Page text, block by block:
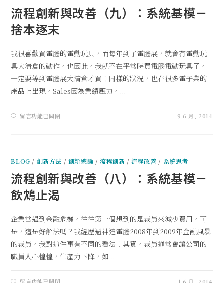
流程創新與改善（九）：系統基模－
捨本逐末
我很喜歡買電腦的電動玩具，而每年到了電腦展，就會有電動玩
具大清倉的動作，也因此，我就不在平常時買電腦電動玩具了，
一定要等到電腦展大清倉才買！同樣的狀況，也在很多電子業的
產品上出現，Sales因為業績壓力，...
留言功能已關閉 9 6 月, 2014
BLOG / 創新方法 / 創新總論 /流程創新 /流程改善 / 系統思考
流程創新與改善（八）：系統基模－
飲鴆止渴
企業當遇到金融危機，往往第一個想到的是裁員來減少費用，可
是，這是好解法嗎？我經歷過神達電腦2008年到2009年金融風暴
的裁員，我對這件事有不同的看法！其實，裁員通常會讓公司的
職員人心惶惶，生產力下降，如...